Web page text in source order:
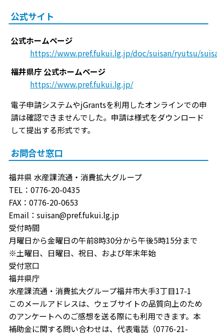
公式サイト
公式ホームページ
https://www.pref.fukui.lg.jp/doc/suisan/ryutsu/
福井県庁 公式ホームページ
https://www.pref.fukui.lg.jp/
電子申請システムやjGrantsを利用したオンラインでの申
請は確認できませんでした。申請は様式をダウンロード
して提出する形式です。
お問合せ窓口
福井県 水産課流通・消費拡大グループ
TEL：0776-20-0435
FAX：0776-20-0653
Email：suisan@pref.fukui.lg.jp
受付時間
月曜日から金曜日の午前8時30分から午後5時15分まで
※土曜日、日曜日、祝日、および年末年始
受付窓口
福井県庁
水産課流通・消費拡大グループ福井市大手3丁目17-1
このメールアドレスは、ウェブサイトの品質向上のため
のアンケートへのご感想を送る際にも利用できます。本
補助金に関する問い合わせは、代表電話（0776-21-